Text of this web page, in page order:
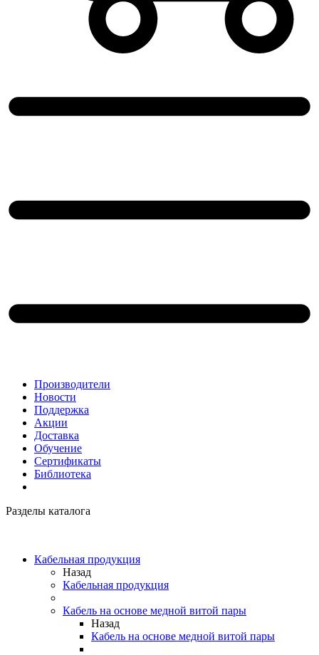
Производители
Новости
Поддержка
Акции
Доставка
Обучение
Сертификаты
Библиотека
Разделы каталога
Кабельная продукция
Назад
Кабельная продукция
Кабель на основе медной витой пары
Назад
Кабель на основе медной витой пары